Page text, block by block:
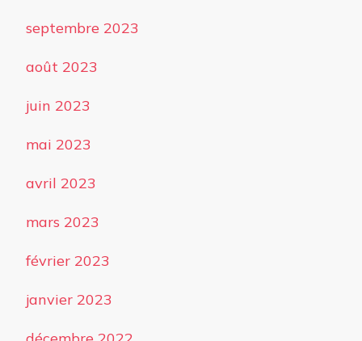
septembre 2023
août 2023
juin 2023
mai 2023
avril 2023
mars 2023
février 2023
janvier 2023